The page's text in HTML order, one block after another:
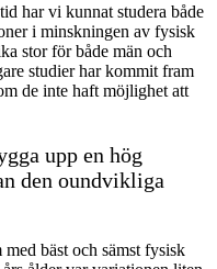
har vi kunnat studera både
i minskningen av fysisk
stor för både män och
studier har kommit fram
de inte haft möjlighet att
upp en hög
den oundvikliga
bäst och sämst fysisk